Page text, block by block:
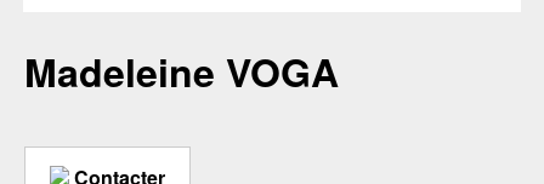
Madeleine VOGA
Contacter